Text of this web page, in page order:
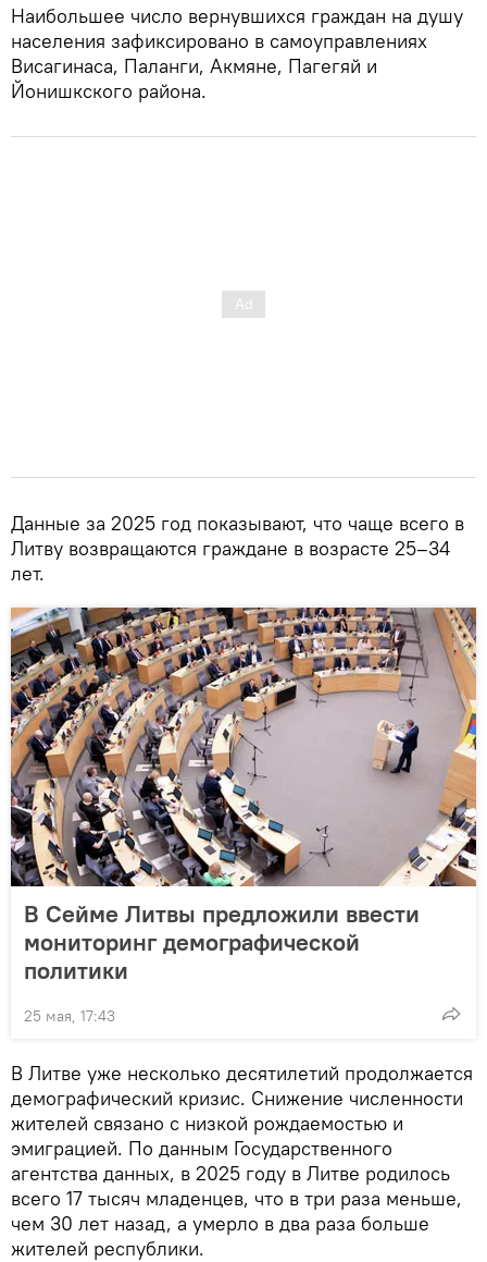
Наибольшее число вернувшихся граждан на душу
населения зафиксировано в самоуправлениях
Висагинаса, Паланги, Акмяне, Пагегяй и
Йонишкского района.
Данные за 2025 год показывают, что чаще всего в
Литву возвращаются граждане в возрасте 25–34
лет.
В Сейме Литвы предложили ввести
мониторинг демографической
политики
25 мая, 17:43
В Литве уже несколько десятилетий продолжается
демографический кризис. Снижение численности
жителей связано с низкой рождаемостью и
эмиграцией. По данным Государственного
агентства данных, в 2025 году в Литве родилось
всего 17 тысяч младенцев, что в три раза меньше,
чем 30 лет назад, а умерло в два раза больше
жителей республики.